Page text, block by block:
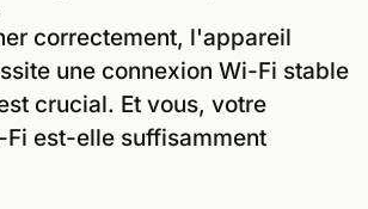
correctement, l'appareil
une connexion Wi-Fi stable
crucial. Et vous, votre
est-elle suffisamment